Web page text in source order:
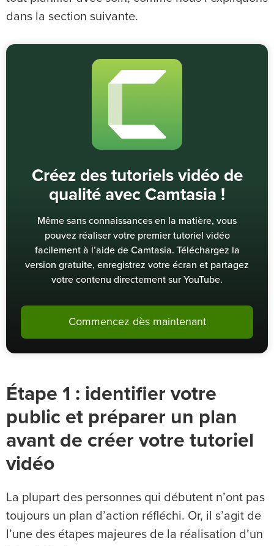
dans la section suivante.
Créez des tutoriels vidéo de
qualité avec Camtasia !
Même sans connaissances en la matière, vous
pouvez réaliser votre premier tutoriel vidéo
facilement à l’aide de Camtasia. Téléchargez la
version gratuite, enregistrez votre écran et partagez
votre contenu directement sur YouTube.
Commencez dès maintenant
Étape 1 : identifier votre
public et préparer un plan
avant de créer votre tutoriel
vidéo
La plupart des personnes qui débutent n’ont pas
toujours un plan d’action réfléchi. Or, il s’agit de
l’une des étapes majeures de la réalisation d’un